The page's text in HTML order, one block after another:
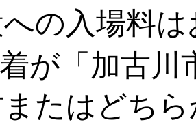
の入場料
が「加古川
たはどち